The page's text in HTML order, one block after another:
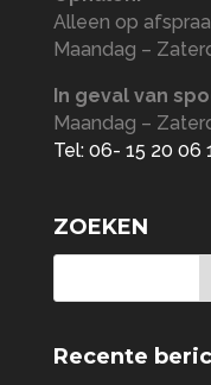
Alleen op
Maandag –
In geval van
Maandag –
Tel: 06- 15 20 06
ZOEKEN
Recente